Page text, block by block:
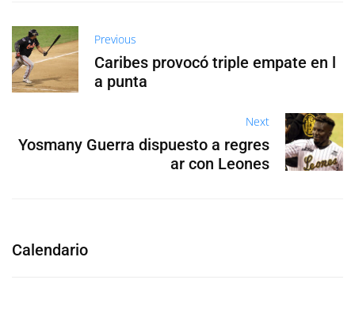
Previous
Caribes provocó triple empate en l
a punta
Next
Yosmany Guerra dispuesto a regres
ar con Leones
Calendario